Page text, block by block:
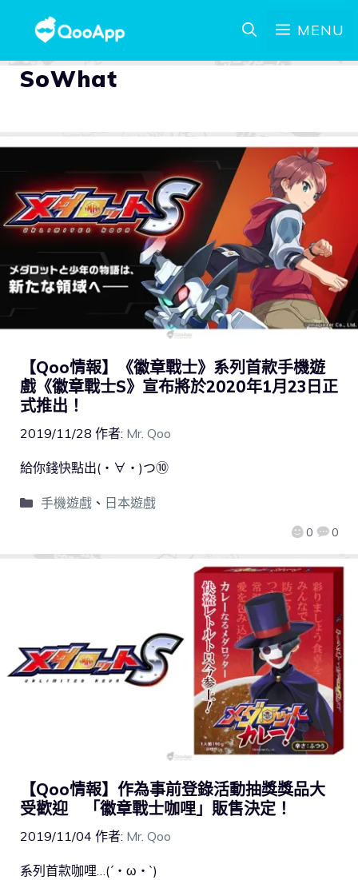
MENU
SoWhat
【Qoo情報】《徽章戰士》系列首款手機遊
戲《徽章戰士S》宣布將於2020年1月23日正
式推出！
2019/11/28 作者: Mr. Qoo
0 0
給你錢快點出(・∀・)つ⑩
手機遊戲、 日本遊戲
【Qoo情報】作為事前登錄活動抽獎獎品大
受歡迎 「徽章戰士咖哩」販售決定！
2019/11/04 作者: Mr. Qoo
系列首款咖哩…(´・ω・`)